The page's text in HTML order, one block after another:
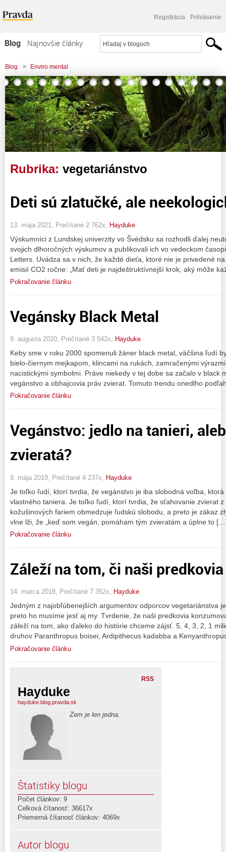
Registrácia Prihlásenie
Blog
Najnovšie články
Najčítanejšie články
Najkomentovanejšie články
Zoznam blogov
Komerčné blogy
Blog > Enviro mental
Rubrika: vegetariánstvo
Deti sú zlatučké, ale
13. mája 2021, Prečítané 2 762x, Hayduke
Výskumníci z Lundskej univerzity vo Švédsku sa rozhodli ďalej
svojich dlhoročných výskumov a publikovali ich vo vedeckom
Letters. Uvádza sa v nich, že každé dieťa, ktoré nie je privedené
emisií CO2 ročne: „Mať deti je najdeštruktívnejší krok, aký môže
Pokračovanie článku
Vegánsky Black Metal
9. augusta 2020, Prečítané 3 542x, Hayduke
Keby sme v roku 2000 spomenuli žáner black metal, väčšina ľudí
bielo-čiernym mejkapom, klincami na rukách, zamračenými
nacistickými symbolmi. Práve niekedy v tej dobe sa začalo v black
vegánstvo a obhajcovia práv zvierat. Tomuto trendu onedlho
Pokračovanie článku
Vegánstvo: jedlo na tanieri,
zvieratá?
9. mája 2019, Prečítané 4 237x, Hayduke
Je toľko ľudí, ktorí tvrdia, že vegánstvo je iba slobodná voľba,
vlastného taniera. Je toľko ľudí, ktorí tvrdia, že sťahovanie zvierat z
kožušinových fariem obmedzuje ľudskú slobodu, a preto je zákaz
vlne lži, že „keď som vegán, pomáham tým zvieratám a úplne to
Pokračovanie článku
Záleží na tom, či naši
14. marca 2018, Prečítané 7 352x, Hayduke
Jedným z najobľúbenejších argumentov odporcov vegetariánstva
preto ho musíme jesť aj my. Tvrdenie, že naši predkovia
záleží na tom, ako ďaleko do histórie chceme zájsť. 5, 4, 3, 2, 1
druhov Paranthropus boisei, Ardipithecus kadabba a
Pokračovanie článku
RSS
Hayduke
hayduke.blog.pravda.sk
Zem je len jedna.
Štatistiky blogu
Počet článkov: 9
Celková čítanosť: 36617x
Priemerná čítanosť článkov: 4069x
Autor blogu